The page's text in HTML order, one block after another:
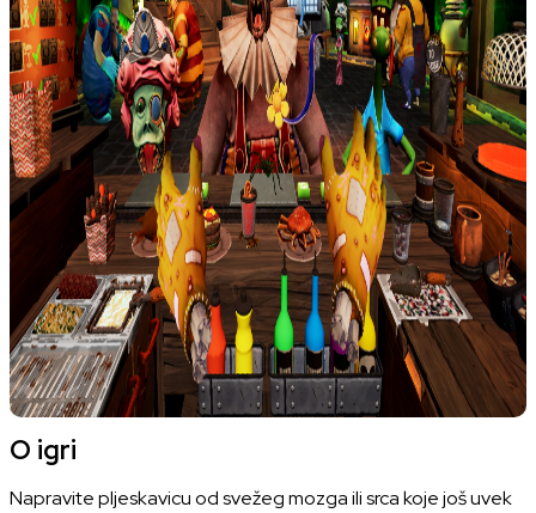
O igri
Napravite pljeskavicu od svežeg mozga ili srca koje još uvek